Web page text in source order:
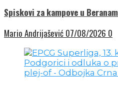
Spiskovi za kampove u
Mario Andrijašević 07/08/2026 0